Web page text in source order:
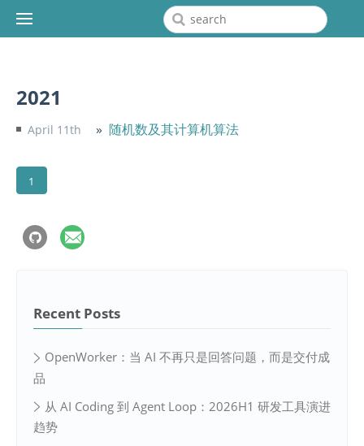
2021
April 11th 随机数及其计算机算法
1
Recent Posts
OpenWorker：当 AI 不再只是回答问题，而是交付成
品
从 AI Coding 到 Agent Loop：2026H1 研发工具演进
趋势